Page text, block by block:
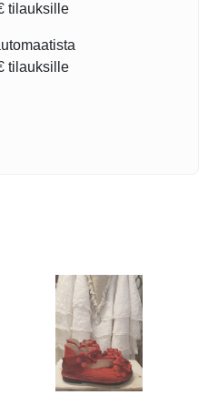
tilauksille
tilauksille